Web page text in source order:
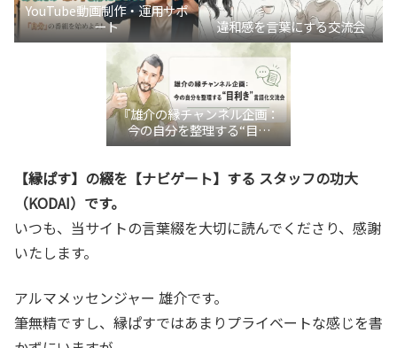
YouTube動画制作・運用サポ
ート
違和感を言葉にする交流会
『雄介の縁チャンネル企画：
今の自分を整理する“目利
き”言語化交流会』
【縁ぱす】の綴を【ナビゲート】する スタッフの功大
（KODAI）です。
いつも、当サイトの言葉綴を大切に読んでくださり、感謝
いたします。
アルマメッセンジャー 雄介です。
筆無精ですし、縁ぱすではあまりプライベートな感じを書